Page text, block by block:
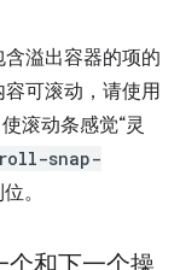
溢出容器的项的
可滚动，请使用
滚动条感觉“灵
snap-
。